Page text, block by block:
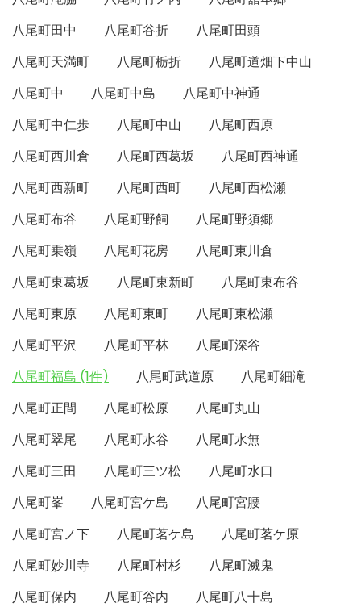
八尾町田中
八尾町谷折
八尾町田頭
八尾町天満町
八尾町栃折
八尾町道畑下中山
八尾町中
八尾町中島
八尾町中神通
八尾町中仁歩
八尾町中山
八尾町西原
八尾町西川倉
八尾町西葛坂
八尾町西神通
八尾町西新町
八尾町西町
八尾町西松瀬
八尾町布谷
八尾町野飼
八尾町野須郷
八尾町乗嶺
八尾町花房
八尾町東川倉
八尾町東葛坂
八尾町東新町
八尾町東布谷
八尾町東原
八尾町東町
八尾町東松瀬
八尾町平沢
八尾町平林
八尾町深谷
八尾町福島 (1件)
八尾町武道原
八尾町細滝
八尾町正間
八尾町松原
八尾町丸山
八尾町翠尾
八尾町水谷
八尾町水無
八尾町三田
八尾町三ツ松
八尾町水口
八尾町峯
八尾町宮ケ島
八尾町宮腰
八尾町宮ノ下
八尾町茗ケ島
八尾町茗ケ原
八尾町妙川寺
八尾町村杉
八尾町滅鬼
八尾町保内
八尾町谷内
八尾町八十島